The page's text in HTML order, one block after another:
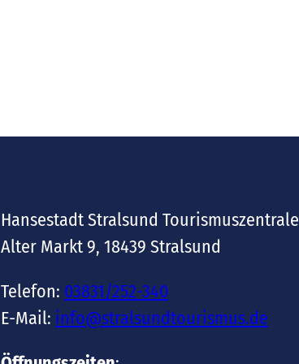
Hansestadt Stralsund Tourismuszentrale
Alter Markt 9, 18439 Stralsund
Telefon: 03831/252-340
E-Mail: info@stralsundtourismus.de